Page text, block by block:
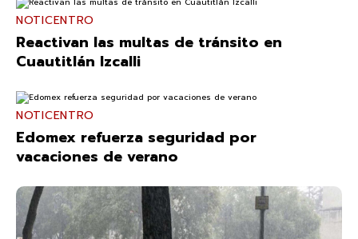
NOTICENTRO
Reactivan las multas de tránsito en
Cuautitlán Izcalli
NOTICENTRO
Edomex refuerza seguridad por
vacaciones de verano